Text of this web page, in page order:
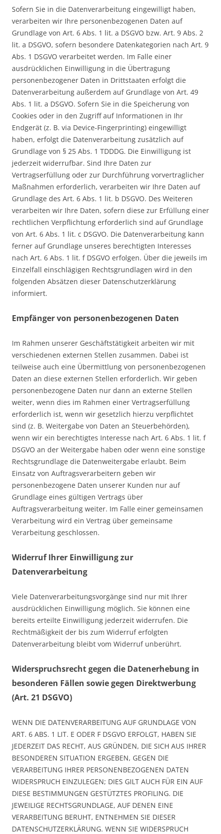
Sofern Sie in die Datenverarbeitung eingewilligt haben,
verarbeiten wir Ihre personenbezogenen Daten auf
Grundlage von Art. 6 Abs. 1 lit. a DSGVO bzw. Art. 9 Abs. 2
lit. a DSGVO, sofern besondere Datenkategorien nach Art. 9
Abs. 1 DSGVO verarbeitet werden. Im Falle einer
ausdrücklichen Einwilligung in die Übertragung
personenbezogener Daten in Drittstaaten erfolgt die
Datenverarbeitung außerdem auf Grundlage von Art. 49
Abs. 1 lit. a DSGVO. Sofern Sie in die Speicherung von
Cookies oder in den Zugriff auf Informationen in Ihr
Endgerät (z. B. via Device-Fingerprinting) eingewilligt
haben, erfolgt die Datenverarbeitung zusätzlich auf
Grundlage von § 25 Abs. 1 TDDDG. Die Einwilligung ist
jederzeit widerrufbar. Sind Ihre Daten zur
Vertragserfüllung oder zur Durchführung vorvertraglicher
Maßnahmen erforderlich, verarbeiten wir Ihre Daten auf
Grundlage des Art. 6 Abs. 1 lit. b DSGVO. Des Weiteren
verarbeiten wir Ihre Daten, sofern diese zur Erfüllung einer
rechtlichen Verpflichtung erforderlich sind auf Grundlage
von Art. 6 Abs. 1 lit. c DSGVO. Die Datenverarbeitung kann
ferner auf Grundlage unseres berechtigten Interesses
nach Art. 6 Abs. 1 lit. f DSGVO erfolgen. Über die jeweils im
Einzelfall einschlägigen Rechtsgrundlagen wird in den
folgenden Absätzen dieser Datenschutzerklärung
informiert.
Empfänger von personenbezogenen Daten
Im Rahmen unserer Geschäftstätigkeit arbeiten wir mit
verschiedenen externen Stellen zusammen. Dabei ist
teilweise auch eine Übermittlung von personenbezogenen
Daten an diese externen Stellen erforderlich. Wir geben
personenbezogene Daten nur dann an externe Stellen
weiter, wenn dies im Rahmen einer Vertragserfüllung
erforderlich ist, wenn wir gesetzlich hierzu verpflichtet
sind (z. B. Weitergabe von Daten an Steuerbehörden),
wenn wir ein berechtigtes Interesse nach Art. 6 Abs. 1 lit. f
DSGVO an der Weitergabe haben oder wenn eine sonstige
Rechtsgrundlage die Datenweitergabe erlaubt. Beim
Einsatz von Auftragsverarbeitern geben wir
personenbezogene Daten unserer Kunden nur auf
Grundlage eines gültigen Vertrags über
Auftragsverarbeitung weiter. Im Falle einer gemeinsamen
Verarbeitung wird ein Vertrag über gemeinsame
Verarbeitung geschlossen.
Widerruf Ihrer Einwilligung zur
Datenverarbeitung
Viele Datenverarbeitungsvorgänge sind nur mit Ihrer
ausdrücklichen Einwilligung möglich. Sie können eine
bereits erteilte Einwilligung jederzeit widerrufen. Die
Rechtmäßigkeit der bis zum Widerruf erfolgten
Datenverarbeitung bleibt vom Widerruf unberührt.
Widerspruchsrecht gegen die Datenerhebung in
besonderen Fällen sowie gegen Direktwerbung
(Art. 21 DSGVO)
WENN DIE DATENVERARBEITUNG AUF GRUNDLAGE VON
ART. 6 ABS. 1 LIT. E ODER F DSGVO ERFOLGT, HABEN SIE
JEDERZEIT DAS RECHT, AUS GRÜNDEN, DIE SICH AUS IHRER
BESONDEREN SITUATION ERGEBEN, GEGEN DIE
VERARBEITUNG IHRER PERSONENBEZOGENEN DATEN
WIDERSPRUCH EINZULEGEN; DIES GILT AUCH FÜR EIN AUF
DIESE BESTIMMUNGEN GESTÜTZTES PROFILING. DIE
JEWEILIGE RECHTSGRUNDLAGE, AUF DENEN EINE
VERARBEITUNG BERUHT, ENTNEHMEN SIE DIESER
DATENSCHUTZERKLÄRUNG. WENN SIE WIDERSPRUCH